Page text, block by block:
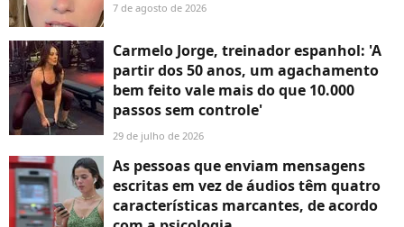
7 de agosto de 2026
Carmelo Jorge, treinador espanhol: 'A
partir dos 50 anos, um agachamento
bem feito vale mais do que 10.000
passos sem controle'
29 de julho de 2026
As pessoas que enviam mensagens
escritas em vez de áudios têm quatro
características marcantes, de acordo